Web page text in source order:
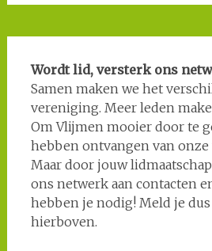
Wordt lid, versterk ons
Samen maken we het
vereniging. Meer leden
Om Vlijmen mooier door te
hebben ontvangen van onze
Maar door jouw
ons netwerk aan contacten
hebben je nodig! Meld je
hierboven.